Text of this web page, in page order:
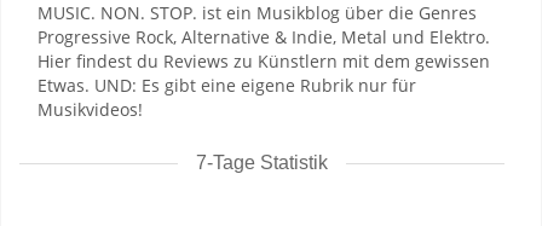
MUSIC. NON. STOP. ist ein Musikblog über die Genres
Progressive Rock, Alternative & Indie, Metal und Elektro.
Hier findest du Reviews zu Künstlern mit dem gewissen
Etwas. UND: Es gibt eine eigene Rubrik nur für
Musikvideos!
7-Tage Statistik